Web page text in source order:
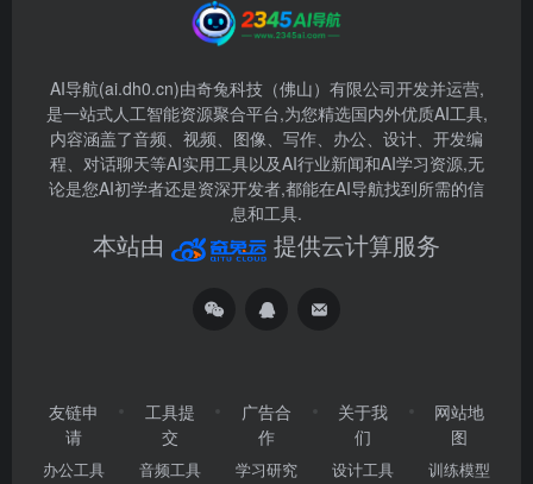
AI导航(ai.dh0.cn)由奇兔科技（佛山）有限公司开发并运营,
是一站式人工智能资源聚合平台,为您精选国内外优质AI工具,
内容涵盖了音频、视频、图像、写作、办公、设计、开发编
程、对话聊天等AI实用工具以及AI行业新闻和AI学习资源,无
论是您AI初学者还是资深开发者,都能在AI导航找到所需的信
息和工具.
本站由 提供云计算服务
友链申
请
办公工具
工具提
交
音频工具
广告合
作
学习研究
关于我
们
设计工具
网站地
图
训练模型